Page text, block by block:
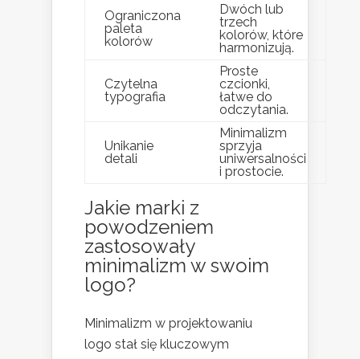
Ograniczona
paleta
kolorów
Dwóch lub
trzech
kolorów, które
harmonizują.
Czytelna
typografia
Proste
czcionki,
łatwe do
odczytania.
Unikanie
detali
Minimalizm
sprzyja
uniwersalności
i prostocie.
Jakie marki z
powodzeniem
zastosowały
minimalizm w swoim
logo?
Minimalizm w projektowaniu
logo stał się kluczowym